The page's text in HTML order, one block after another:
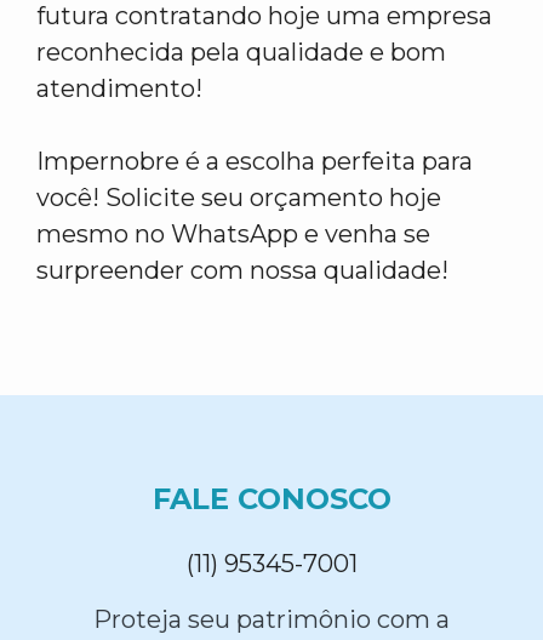
futura contratando hoje uma empresa
reconhecida pela qualidade e bom
atendimento!
Impernobre é a escolha perfeita para
você! Solicite seu orçamento hoje
mesmo no WhatsApp e venha se
surpreender com nossa qualidade!
FALE CONOSCO
(11) 95345-7001
Proteja seu patrimônio com a